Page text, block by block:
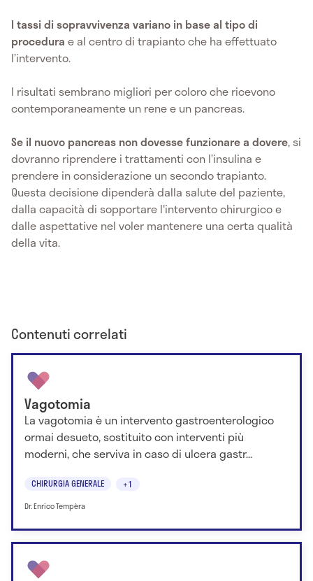
I tassi di sopravvivenza variano in base al tipo di
procedura e al centro di trapianto che ha effettuato
l’intervento.
I risultati sembrano migliori per coloro che ricevono
contemporaneamente un rene e un pancreas.
Se il nuovo pancreas non dovesse funzionare a dovere, si
dovranno riprendere i trattamenti con l’insulina e
prendere in considerazione un secondo trapianto.
Questa decisione dipenderà dalla salute del paziente,
dalla capacità di sopportare l'intervento chirurgico e
dalle aspettative nel voler mantenere una certa qualità
della vita.
Contenuti correlati
Vagotomia
La vagotomia è un intervento gastroenterologico
ormai desueto, sostituito con interventi più
moderni, che serviva in caso di ulcera gastr...
CHIRURGIA GENERALE +1
Dr. Enrico Tempèra